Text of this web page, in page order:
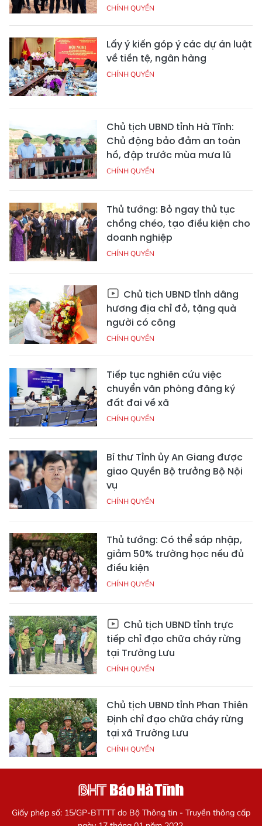
CHÍNH QUYỀN
Lấy ý kiến góp ý các dự án luật
về tiền tệ, ngân hàng
CHÍNH QUYỀN
Chủ tịch UBND tỉnh Hà Tĩnh:
Chủ động bảo đảm an toàn
hồ, đập trước mùa mưa lũ
CHÍNH QUYỀN
Thủ tướng: Bỏ ngay thủ tục
chồng chéo, tạo điều kiện cho
doanh nghiệp
CHÍNH QUYỀN
Chủ tịch UBND tỉnh dâng
hương địa chỉ đỏ, tặng quà
người có công
CHÍNH QUYỀN
Tiếp tục nghiên cứu việc
chuyển văn phòng đăng ký
đất đai về xã
CHÍNH QUYỀN
Bí thư Tỉnh ủy An Giang được
giao Quyền Bộ trưởng Bộ Nội
vụ
CHÍNH QUYỀN
Thủ tướng: Có thể sáp nhập,
giảm 50% trường học nếu đủ
điều kiện
CHÍNH QUYỀN
Chủ tịch UBND tỉnh trực
tiếp chỉ đạo chữa cháy rừng
tại Trường Lưu
CHÍNH QUYỀN
Chủ tịch UBND tỉnh Phan Thiên
Định chỉ đạo chữa cháy rừng
tại xã Trường Lưu
CHÍNH QUYỀN
Giấy phép số: 15/GP-BTTTT do Bộ Thông tin - Truyền thông cấp